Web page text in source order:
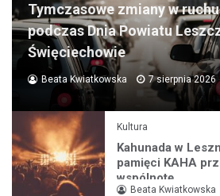
Tymczasowe zmiany w
podczas Dnia Powiatu
Święciechowie
Beata Kwiatkowska 7 sierpnia 2026
Kultura
Kahunada w
pamięci KAHA
wspólnotę
Beata Kwiatkowska